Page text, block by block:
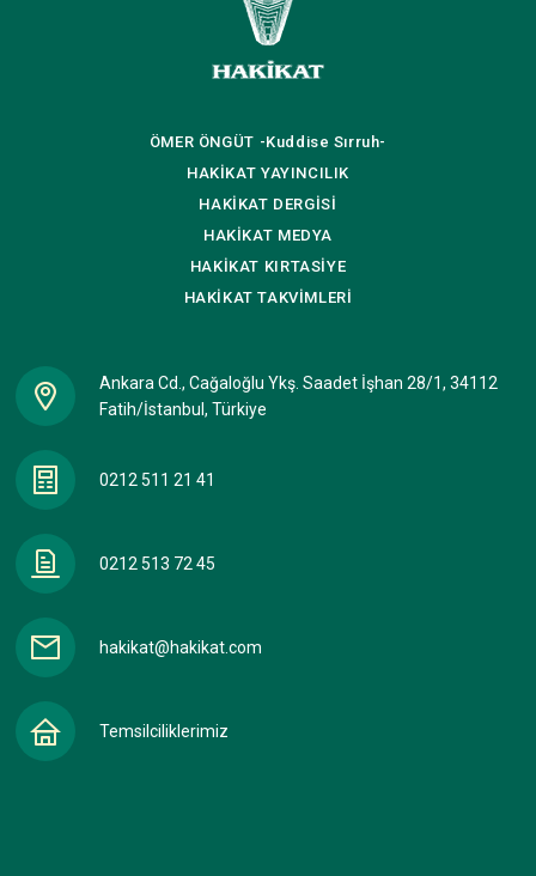
ÖMER ÖNGÜT -Kuddise Sırruh-
HAKİKAT YAYINCILIK
HAKİKAT DERGİSİ
HAKİKAT MEDYA
HAKİKAT KIRTASİYE
HAKİKATTAKVİMLERİ
Ankara Cd., Cağaloğlu Ykş. Saadet İşhan 28/1, 34112
Fatih/İstanbul, Türkiye
0212 511 21 41
0212 513 72 45
hakikat@hakikat.com
Temsilciliklerimiz